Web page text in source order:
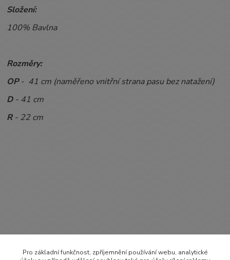
Složení:
100% Bavlna
Rozměry:
OP- 41 cm (naměřeno vnitřní strana pasu bez natažení)
D - 41 cm
R- 22 cm
Zboží zařazeno v kategoriích
Pro základní funkčnost, zpříjemnění používání webu, analytické